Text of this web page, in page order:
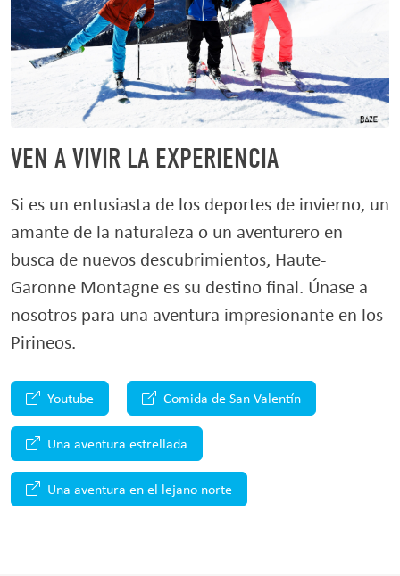
VEN A VIVIR LA EXPERIENCIA
Si es un entusiasta de los deportes de invierno, un
amante de la naturaleza o un aventurero en
busca de nuevos descubrimientos, Haute-
Garonne Montagne es su destino final. Únase a
nosotros para una aventura impresionante en los
Pirineos.
Youtube Comida de San Valentín
Una aventura estrellada
Una aventura en el lejano norte